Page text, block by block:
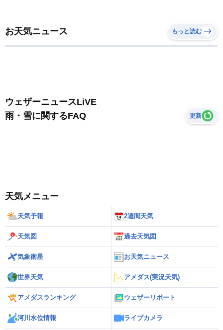
お天気ニュース もっと読む
ウェザーニュースLiVE
雨・雪に関するFAQ
更新
天気メニュー
天気予報 2週間天気
天気図 過去天気図
気象衛星 お天気ニュース
世界天気 アメダス(実況天気)
アメダスランキング ウェザーリポート
河川水位情報 ライブカメラ